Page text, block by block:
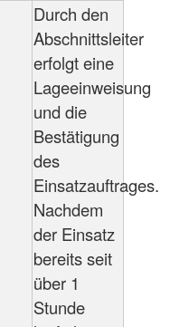
Durch den
Abschnittsleiter
erfolgt eine
Lageeinweisung
und die
Bestätigung
des
Einsatzauftrages.
Nachdem
der Einsatz
bereits seit
über 1
Stunde